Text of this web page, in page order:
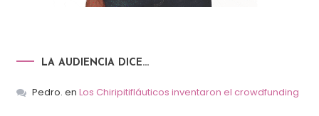
LA AUDIENCIA DICE…
Pedro. en Los Chiripitifláuticos inventaron el crowdfunding